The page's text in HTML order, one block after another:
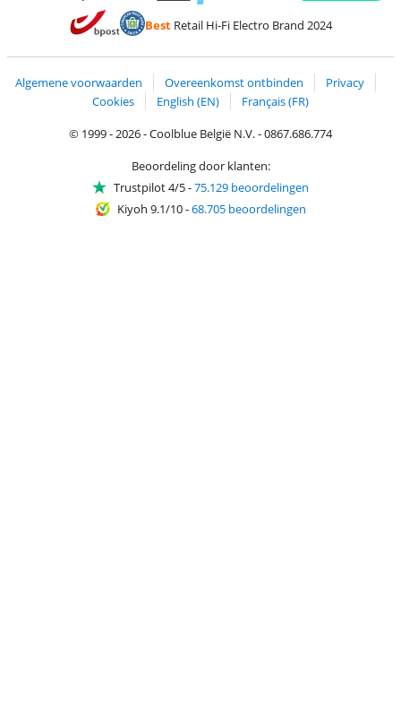
Betalen met Bancontact
Betalen met MasterCard en Visa via ClickToPay
Betalen met PayPal
BestRetail Hi-Fi Electro Brand 2024
Algemene voorwaarden Overeenkomst ontbinden
Privacy
Cookies
English (EN)
Français (FR)
© 1999 - 2026 - Coolblue België N.V. - 0867.686.774
Beoordeling door klanten:
Trustpilot 4/5-75.129 beoordelingen
Kiyoh 9.1/10-68.705 beoordelingen